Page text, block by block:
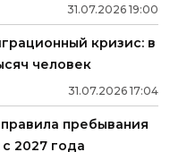
31.07.2026 19:00
кризис: в
человек
31.07.2026 17:04
пребывания
2027 года